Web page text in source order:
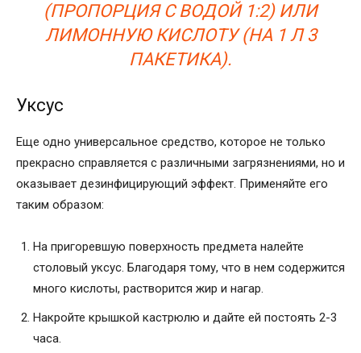
(ПРОПОРЦИЯ С ВОДОЙ 1:2) ИЛИ
ЛИМОННУЮ КИСЛОТУ (НА 1 Л 3
ПАКЕТИКА).
Уксус
Еще одно универсальное средство, которое не только
прекрасно справляется с различными загрязнениями, но и
оказывает дезинфицирующий эффект. Применяйте его
таким образом:
На пригоревшую поверхность предмета налейте
столовый уксус. Благодаря тому, что в нем содержится
много кислоты, растворится жир и нагар.
Накройте крышкой кастрюлю и дайте ей постоять 2-3
часа.